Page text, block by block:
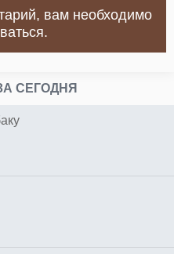
вам необходимо
СЕГОДНЯ